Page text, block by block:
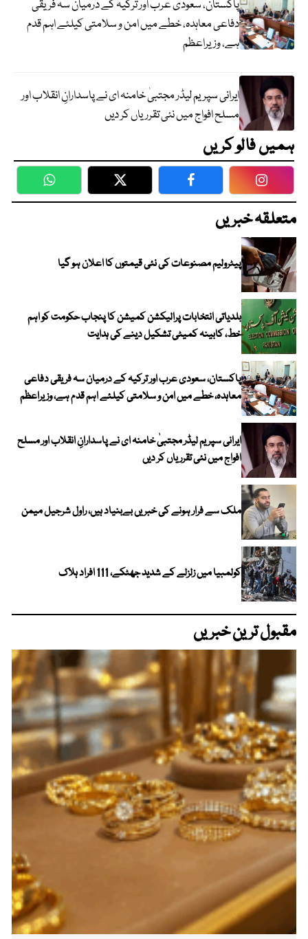
پاکستان، سعودی عرب اور ترکیہ کے درمیان سہ فریقی
دفاعی معاہدہ، خطے میں امن و سلامتی کیلئے اہم قدم
ہے، وزیراعظم
ایرانی سپریم لیڈر مجتبیٰ خامنہ ای نے پاسدارانِ انقلاب اور
مسلح افواج میں نئی تقرریاں کر دیں
ہمیں فالو کریں
WhatsApp Twitter Facebook
متعلقہ خبریں
پیٹرولیم مصنوعات کی نئی قیمتوں کا اعلان ہو گیا
بلدیاتی انتخابات پرالیکشن کمیشن کا پنجاب حکومت کو اہم
خط، کابینہ کمیٹی تشکیل دینے کی ہدایت
پاکستان، سعودی عرب اور ترکیہ کے درمیان سہ فریقی دفاعی
معاہدہ، خطے میں امن و سلامتی کیلئے اہم قدم ہے، وزیراعظم
ایرانی سپریم لیڈر مجتبیٰ خامنہ ای نے پاسدارانِ انقلاب اور مسلح
افواج میں نئی تقرریاں کر دیں
ملک سے فرار ہونے کی خبریں بےبنیاد ہیں، راول شرجیل میمن
کولمبیا میں زلزلے کے شدید جھٹکے، 111 افراد ہلاک
مقبول ترین خبریں